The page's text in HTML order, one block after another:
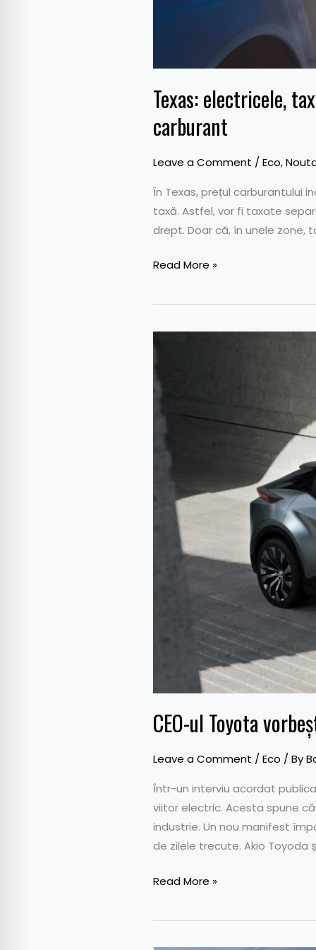
Texas: electricele,
carburant
Leave a Comment / Eco,
În Texas, prețul carburantului
taxă. Astfel, vor fi taxate
drept. Doar că, în unele zone,
Read More »
CEO-ul Toyota
Leave a Comment / Eco / By
Într-un interviu acordat
viitor electric. Acesta spune
industrie. Un nou manifest
de zilele trecute. Akio Toyoda
Toyota
vorbește
despre
vehiculelor
Read More »